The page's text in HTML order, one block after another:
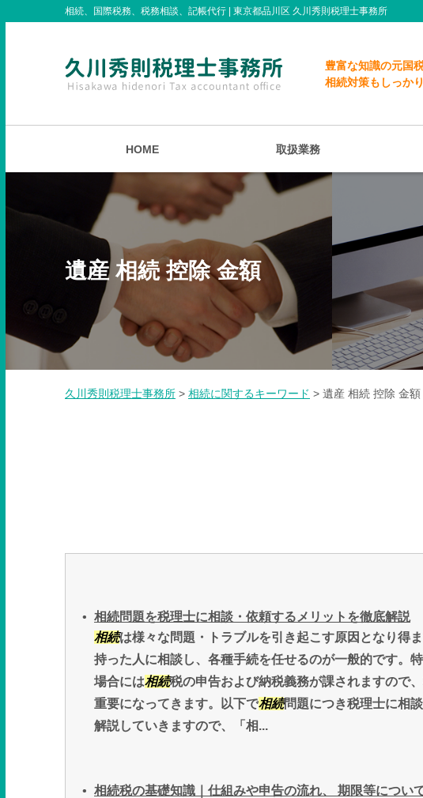
相続、国際税務、税務相談、記帳代行 | 東京都品川区 久川秀則税理士事務所
豊富な知識の元国
相続対策もしっか
HOME 取扱業務
遺産 相続 控除 金額
久川秀則税理士事務所 > 相続に関するキーワード > 遺産 相続 控除 金額
相続問題を税理士に相談・依頼するメリットを徹底解説
相続は様々な問題・トラブルを引き起こす原因となり得
持った人に相談し、各種手続を任せるのが一般的です。
場合には相続税の申告および納税義務が課されますので
重要になってきます。以下で相続問題につき税理士に相
解説していきますので、「相...
相続税の基礎知識｜仕組みや申告の流れ、 期限等につい